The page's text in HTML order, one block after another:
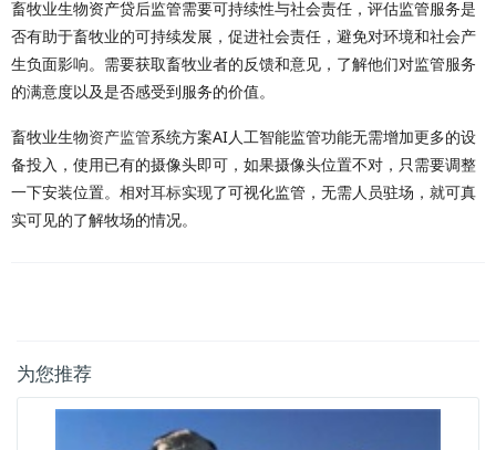
畜牧业生物资产贷后监管需要可持续性与社会责任，评估监管服务是
否有助于畜牧业的可持续发展，促进社会责任，避免对环境和社会产
生负面影响。需要获取畜牧业者的反馈和意见，了解他们对监管服务
的满意度以及是否感受到服务的价值。
畜牧业生物资产监管系统方案AI人工智能监管功能无需增加更多的设
备投入，使用已有的摄像头即可，如果摄像头位置不对，只需要调整
一下安装位置。相对耳标实现了可视化监管，无需人员驻场，就可真
实可见的了解牧场的情况。
为您推荐